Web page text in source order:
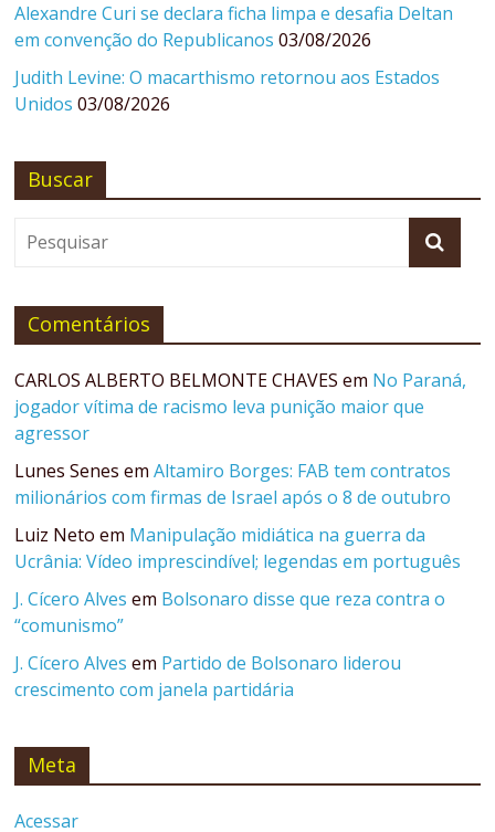
Alexandre Curi se declara ficha limpa e desafia Deltan
em convenção do Republicanos 03/08/2026
Judith Levine: O macarthismo retornou aos Estados
Unidos 03/08/2026
Buscar
Comentários
CARLOS ALBERTO BELMONTE CHAVES em No Paraná,
jogador vítima de racismo leva punição maior que
agressor
Lunes Senes emAltamiro Borges: FAB tem contratos
milionários com firmas de Israel após o 8 de outubro
Luiz Neto em Manipulação midiática na guerra da
Ucrânia: Vídeo imprescindível; legendas em português
J. Cícero Alves em Bolsonaro disse que reza contra o
“comunismo”
J. Cícero Alves em Partido de Bolsonaro liderou
crescimento com janela partidária
Meta
Acessar